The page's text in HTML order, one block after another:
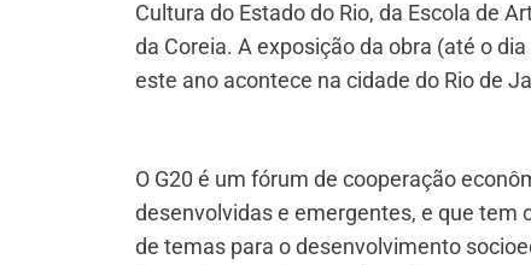
Cultura do Estado do Rio, da Escola de
da Coreia. A exposição da obra (até o
este ano acontece na cidade do Rio de
O G20 é um fórum de cooperação
desenvolvidas e emergentes, e que tem
de temas para o desenvolvimento